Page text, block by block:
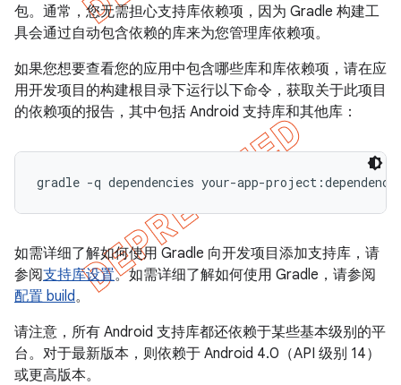
包。通常，您无需担心支持库依赖项，因为 Gradle 构建工
具会通过自动包含依赖的库来为您管理库依赖项。
如果您想要查看您的应用中包含哪些库和库依赖项，请在应
用开发项目的构建根目录下运行以下命令，获取关于此项目
的依赖项的报告，其中包括 Android 支持库和其他库：
如需详细了解如何使用 Gradle 向开发项目添加支持库，请
参阅支持库设置。如需详细了解如何使用 Gradle，请参阅
配置 build。
请注意，所有 Android 支持库都还依赖于某些基本级别的平
台。对于最新版本，则依赖于 Android 4.0（API 级别 14）
或更高版本。